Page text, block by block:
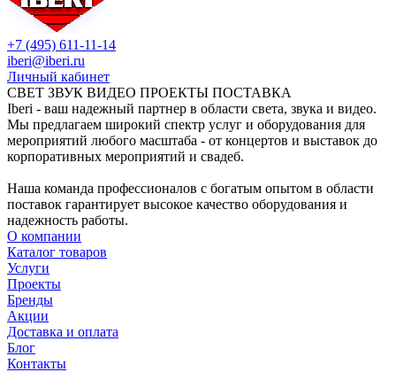
+7 (495) 611-11-14
iberi@iberi.ru
Личный кабинет
СВЕТ ЗВУК ВИДЕО ПРОЕКТЫ ПОСТАВКА
Iberi - ваш надежный партнер в области света, звука и видео.
Мы предлагаем широкий спектр услуг и оборудования для
мероприятий любого масштаба - от концертов и выставок до
корпоративных мероприятий и свадеб.
Наша команда профессионалов с богатым опытом в области
поставок гарантирует высокое качество оборудования и
надежность работы.
О компании
Каталог товаров
Услуги
Проекты
Бренды
Акции
Доставка и оплата
Блог
Контакты